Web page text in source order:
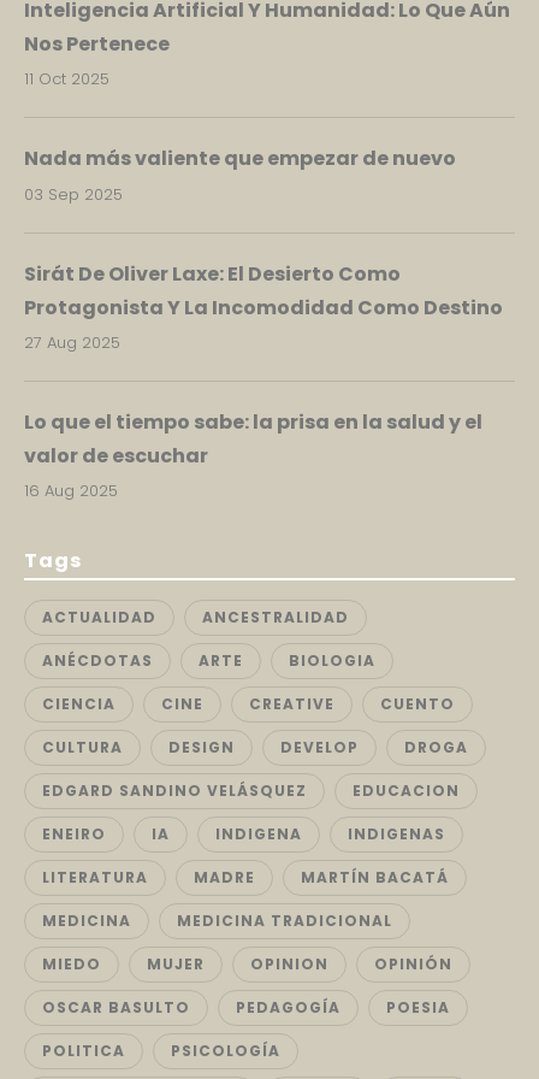
Inteligencia Artificial Y Humanidad: Lo Que Aún
Nos Pertenece
11 Oct 2025
Nada más valiente que empezar de nuevo
03 Sep 2025
Sirát De Oliver Laxe: El Desierto Como
Protagonista Y La Incomodidad Como Destino
27 Aug 2025
Lo que el tiempo sabe: la prisa en la salud y el
valor de escuchar
16 Aug 2025
Tags
ACTUALIDAD ANCESTRALIDAD
ANÉCDOTAS ARTE BIOLOGIA
CIENCIA CINE CREATIVE CUENTO
CULTURA DESIGN DEVELOP DROGA
EDGARD SANDINO VELÁSQUEZ EDUCACION
ENEIRO IA INDIGENA INDIGENAS
LITERATURA MADRE MARTÍN BACATÁ
MEDICINA MEDICINA TRADICIONAL
MIEDO MUJER OPINION OPINIÓN
OSCAR BASULTO PEDAGOGÍA POESIA
POLITICA PSICOLOGÍA